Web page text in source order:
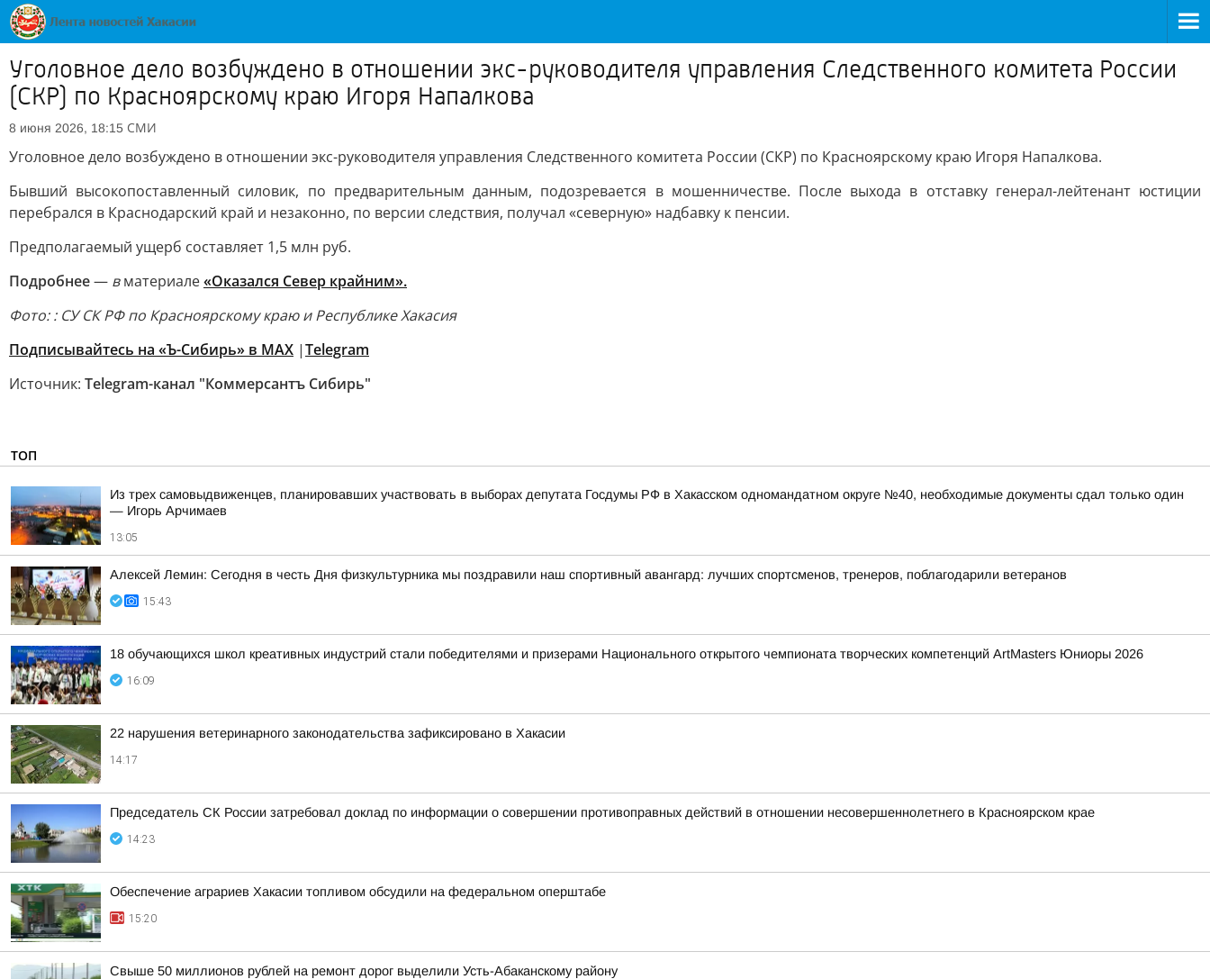
Уголовное дело возбуждено в отношении экс-руководителя управления Следственного комитета России
(СКР) по Красноярскому краю Игоря Напалкова
8 июня 2026, 18:15 СМИ
Уголовное дело возбуждено в отношении экс-руководителя управления Следственного комитета России (СКР) по Красноярскому краю Игоря Напалкова.
Бывший высокопоставленный силовик, по предварительным данным, подозревается в мошенничестве. После выхода в отставку генерал-лейтенант юстиции
перебрался в Краснодарский край и незаконно, по версии следствия, получал «северную» надбавку к пенсии.
Предполагаемый ущерб составляет 1,5 млн руб.
Подробнее— вматериале«Оказался Север крайним».
Фото: : СУ СК РФ по Красноярскому краю и Республике Хакасия
Подписывайтесь на «Ъ-Сибирь» в MAX |Telegram
Источник: Telegram-канал "Коммерсантъ Сибирь"
ТОП
Из трех самовыдвиженцев, планировавших участвовать в выборах депутата Госдумы РФ в Хакасском одномандатном округе №40, необходимые документы сдал только один
— Игорь Арчимаев
13:05
Алексей Лемин: Сегодня в честь Дня физкультурника мы поздравили наш спортивный авангард: лучших спортсменов, тренеров, поблагодарили ветеранов
15:43
18 обучающихся школ креативных индустрий стали победителями и призерами Национального открытого чемпионата творческих компетенций ArtMasters Юниоры 2026
16:09
22 нарушения ветеринарного законодательства зафиксировано в Хакасии
14:17
Председатель СК России затребовал доклад по информации о совершении противоправных действий в отношении несовершеннолетнего в Красноярском крае
14:23
Обеспечение аграриев Хакасии топливом обсудили на федеральном оперштабе
15:20
Свыше 50 миллионов рублей на ремонт дорог выделили Усть-Абаканскому району